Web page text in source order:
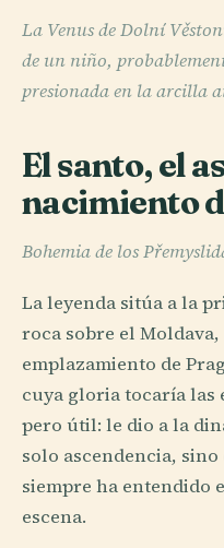
La Venus de Dolní
de un niño,
presionada en la arcilla
El santo, el
nacimiento
Bohemia de los
La leyenda sitúa a la
roca sobre el
emplazamiento de
cuya gloria tocaría las
pero útil: le dio a la
solo ascendencia,
siempre ha entendido
escena.